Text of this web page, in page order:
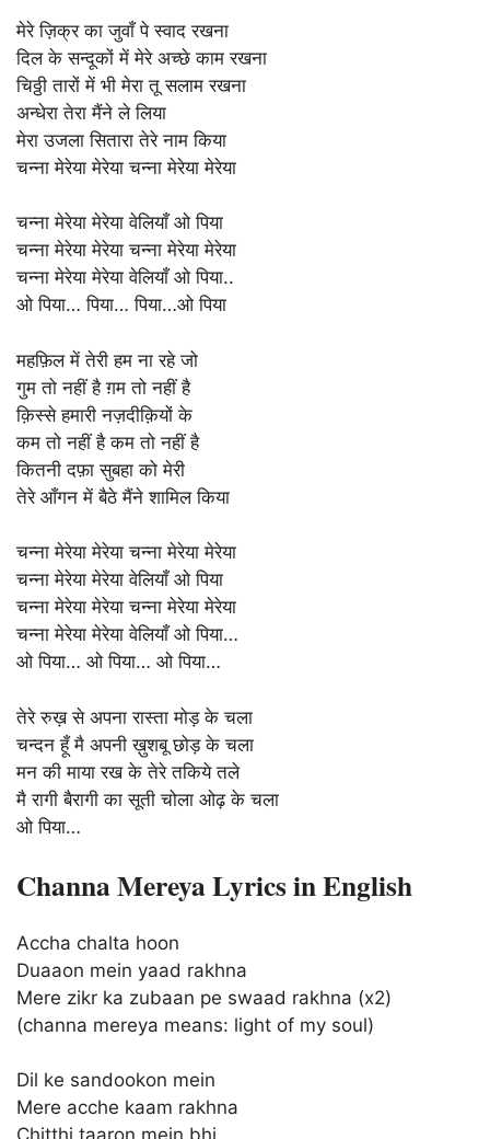
मेरे ज़िक्र का जुवाँ पे स्वाद रखना
दिल के सन्दूकों में मेरे अच्छे काम रखना
चिठ्ठी तारों में भी मेरा तू सलाम रखना
अन्धेरा तेरा मैंने ले लिया
मेरा उजला सितारा तेरे नाम किया
चन्ना मेरेया मेरेया चन्ना मेरेया मेरेया
चन्ना मेरेया मेरेया वेलियाँ ओ पिया
चन्ना मेरेया मेरेया चन्ना मेरेया मेरेया
चन्ना मेरेया मेरेया वेलियाँ ओ पिया..
ओ पिया… पिया… पिया…ओ पिया
महफ़िल में तेरी हम ना रहे जो
गुम तो नहीं है ग़म तो नहीं है
क़िस्से हमारी नज़दीक़ियों के
कम तो नहीं है कम तो नहीं है
कितनी दफ़ा सुबहा को मेरी
तेरे आँगन में बैठे मैंने शामिल किया
चन्ना मेरेया मेरेया चन्ना मेरेया मेरेया
चन्ना मेरेया मेरेया वेलियाँ ओ पिया
चन्ना मेरेया मेरेया चन्ना मेरेया मेरेया
चन्ना मेरेया मेरेया वेलियाँ ओ पिया…
ओ पिया… ओ पिया… ओ पिया…
तेरे रुख़ से अपना रास्ता मोड़ के चला
चन्दन हूँ मै अपनी ख़ुशबू छोड़ के चला
मन की माया रख के तेरे तकिये तले
मै रागी बैरागी का सूती चोला ओढ़ के चला
ओ पिया…
Channa Mereya Lyrics in English
Accha chalta hoon
Duaaon mein yaad rakhna
Mere zikr ka zubaan pe swaad rakhna (x2)
(channa mereya means: light of my soul)
Dil ke sandookon mein
Mere acche kaam rakhna